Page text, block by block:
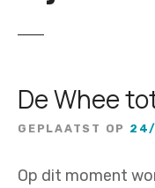
De Whee
GEPLAATST OP
Op dit moment